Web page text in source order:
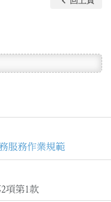
服務作業規範
項第1款